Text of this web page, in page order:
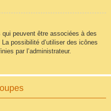
peuvent être associées à des
possibilité d’utiliser des icônes
par l’administrateur.